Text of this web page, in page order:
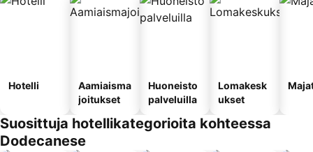
Hotelli
Aamiaisma
joitukset
Huoneisto
palveluilla
Lomakesk
ukset
Suosittuja hotellikategorioita kohteessa
Dodecanese